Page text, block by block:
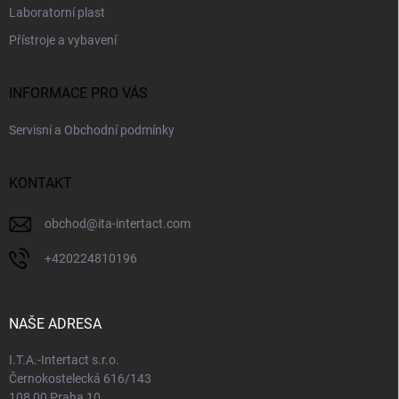
Laboratorní plast
Přístroje a vybavení
INFORMACE PRO VÁS
Servisní a Obchodní podmínky
KONTAKT
obchod@ita-intertact.com
+420224810196
NAŠE ADRESA
I.T.A.-Intertact s.r.o.
Černokostelecká 616/143